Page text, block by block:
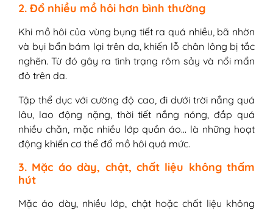
2. Đổ nhiều mồ hôi hơn bình thường
Khi mồ hôi của vùng bụng tiết ra quá nhiều, bã nhờn
và bụi bẩn bám lại trên da, khiến lỗ chân lông bị tắc
nghẽn. Từ đó gây ra tình trạng rôm sảy và nổi mẩn
đỏ trên da.
Tập thể dục với cường độ cao, đi dưới trời nắng quá
lâu, lao động nặng, thời tiết nắng nóng, đắp quá
nhiều chăn, mặc nhiều lớp quần áo… là những hoạt
động khiến cơ thể đổ mồ hôi quá mức.
3. Mặc áo dày, chật, chất liệu không thấm
hút
Mặc áo dày, nhiều lớp, chật hoặc chất liệu không